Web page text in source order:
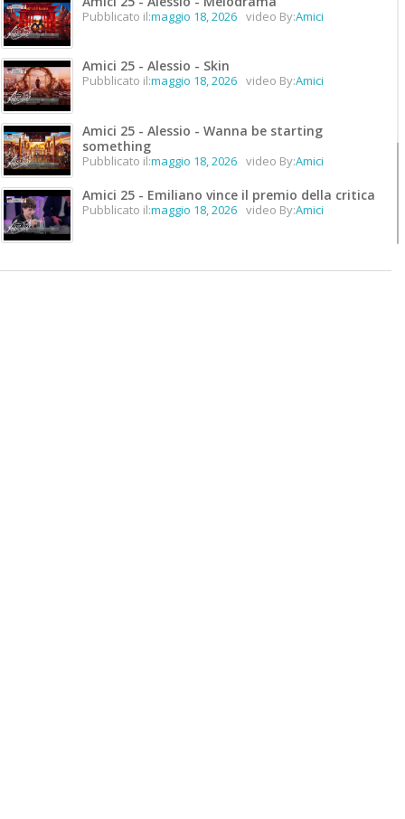
Pubblicato il:maggio 18, 2026 video By:Amici
Amici 25 - Alessio - Skin
Pubblicato il:maggio 18, 2026 video By:Amici
Amici 25 - Alessio - Wanna be starting
something
Pubblicato il:maggio 18, 2026 video By:Amici
Amici 25 - Emiliano vince il premio della critica
Pubblicato il:maggio 18, 2026 video By:Amici
Pubblicato il:maggio 18, 2026 video By:Amici